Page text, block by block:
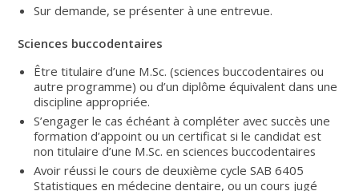
Sur demande, se présenter à une entrevue.
Sciences buccodentaires
Être titulaire d’une M.Sc. (sciences buccodentaires ou
autre programme) ou d’un diplôme équivalent dans une
discipline appropriée.
S’engager le cas échéant à compléter avec succès une
formation d’appoint ou un certificat si le candidat est
non titulaire d’une M.Sc. en sciences buccodentaires
Avoir réussi le cours de deuxième cycle SAB 6405
Statistiques en médecine dentaire, ou un cours jugé